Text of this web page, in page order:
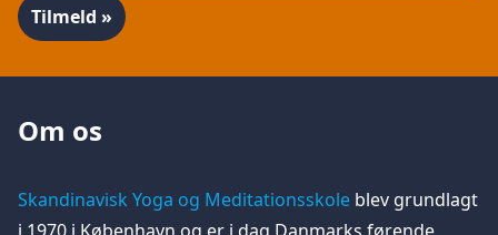
Om os
Skandinavisk Yoga og Meditationsskole blev grundlagt